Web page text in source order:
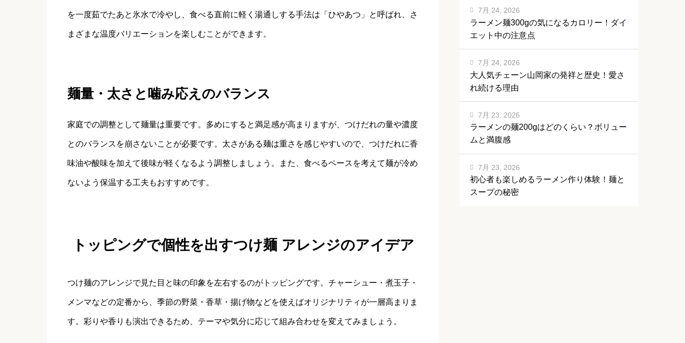
を一度茹でたあと氷水で冷やし、食べる直前に軽く湯通しする手法は「ひやあつ」と呼ばれ、さ
まざまな温度バリエーションを楽しむことができます。
麺量・太さと噛み応えのバランス
家庭での調整として麺量は重要です。多めにすると満足感が高まりますが、つけだれの量や濃度
とのバランスを崩さないことが必要です。太さがある麺は重さを感じやすいので、つけだれに香
味油や酸味を加えて後味が軽くなるよう調整しましょう。また、食べるペースを考えて麺が冷め
ないよう保温する工夫もおすすめです。
トッピングで個性を出すつけ麺 アレンジのアイデア
つけ麺のアレンジで見た目と味の印象を左右するのがトッピングです。チャーシュー・煮玉子・
メンマなどの定番から、季節の野菜・香草・揚げ物などを使えばオリジナリティが一層高まりま
す。彩りや香りも演出できるため、テーマや気分に応じて組み合わせを変えてみましょう。
ラーメン麺300gの気になるカロリー！ダイ
エット中の注意点
7月 24, 2026
大人気チェーン山岡家の発祥と歴史！愛さ
れ続ける理由
7月 24, 2026
ラーメンの麺200gはどのくらい？ボリュー
ムと満腹感
7月 23, 2026
初心者も楽しめるラーメン作り体験！麺と
スープの秘密
7月 23, 2026